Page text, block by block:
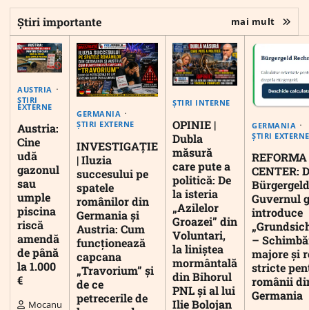
Știri importante mai mult
AUSTRIA
ȘTIRI
EXTERNE
Austria:
Cine
udă
gazonul
sau
umple
piscina
riscă
amendă
de până
la 1.000
€
Mocanu
GERMANIA
ȘTIRI EXTERNE
INVESTIGAȚIE
| Iluzia
succesului pe
spatele
românilor din
Germania și
Austria: Cum
funcționează
capcana
„Travorium” și
de ce
petrecerile de
ȘTIRI INTERNE
OPINIE |
Dubla
măsură
care pute a
politică: De
la isteria
„Azilelor
Groazei” din
Voluntari,
la liniștea
mormântală
din Bihorul
PNL și al lui
Ilie Bolojan
GERMANIA
ȘTIRI EXTERNE
CENTER:
Guvernul
introduce
–
majore și
stricte
românii
Germania